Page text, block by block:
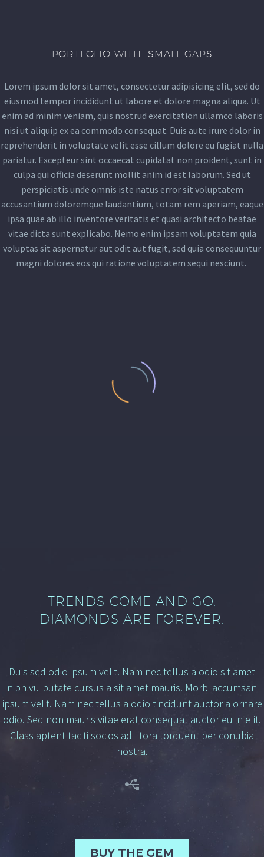
PORTFOLIO WITH SMALL GAPS
Lorem ipsum dolor sit amet, consectetur adipisicing elit, sed do
eiusmod tempor incididunt ut labore et dolore magna aliqua. Ut
enim ad minim veniam, quis nostrud exercitation ullamco laboris
nisi ut aliquip ex ea commodo consequat. Duis aute irure dolor in
reprehenderit in voluptate velit esse cillum dolore eu fugiat nulla
pariatur. Excepteur sint occaecat cupidatat non proident, sunt in
culpa qui officia deserunt mollit anim id est laborum. Sed ut
perspiciatis unde omnis iste natus error sit voluptatem
accusantium doloremque laudantium, totam rem aperiam, eaque
ipsa quae ab illo inventore veritatis et quasi architecto beatae
vitae dicta sunt explicabo. Nemo enim ipsam voluptatem quia
voluptas sit aspernatur aut odit aut fugit, sed quia consequuntur
magni dolores eos qui ratione voluptatem sequi nesciunt.
TRENDS COME AND GO.
DIAMONDS ARE FOREVER.
Duis sed odio ipsum velit. Nam nec tellus a odio sit amet
nibh vulputate cursus a sit amet mauris. Morbi accumsan
ipsum velit. Nam nec tellus a odio tincidunt auctor a ornare
odio. Sed non mauris vitae erat consequat auctor eu in elit.
Class aptent taciti socios ad litora torquent per conubia
nostra.


BUY THE GEM